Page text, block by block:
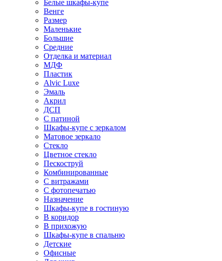
Белые шкафы-купе
Венге
Размер
Маленькие
Большие
Средние
Отделка и материал
МДФ
Пластик
Alvic Luxe
Эмаль
Акрил
ДСП
С патиной
Шкафы-купе с зеркалом
Матовое зеркало
Стекло
Цветное стекло
Пескоструй
Комбинированные
С витражами
С фотопечатью
Назначение
Шкафы-купе в гостиную
В коридор
В прихожую
Шкафы-купе в спальню
Детские
Офисные